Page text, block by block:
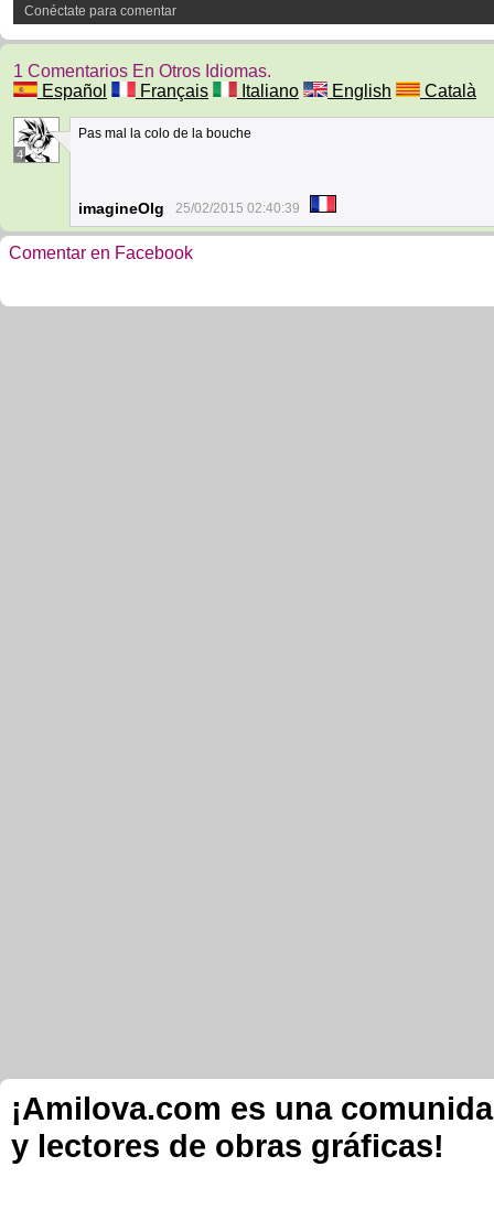
Conéctate para comentar
1 Comentarios En Otros Idiomas.
Español
Français Italiano English Català
4
Pas mal la colo de la bouche
imagineOlg 25/02/2015 02:40:39
Comentar en Facebook
¡Amilova.com es una
y lectores de obras gráficas!